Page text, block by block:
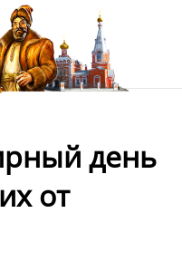
день
от